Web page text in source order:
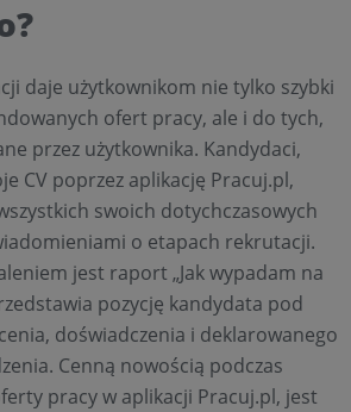
daje użytkownikom nie tylko szybki
ofert pracy, ale i do tych,
przez użytkownika. Kandydaci,
CV poprzez aplikację Pracuj.pl,
swoich dotychczasowych
o etapach rekrutacji.
jest raport „Jak wypadam na
pozycję kandydata pod
doświadczenia i deklarowanego
Cenną nowością podczas
pracy w aplikacji Pracuj.pl, jest